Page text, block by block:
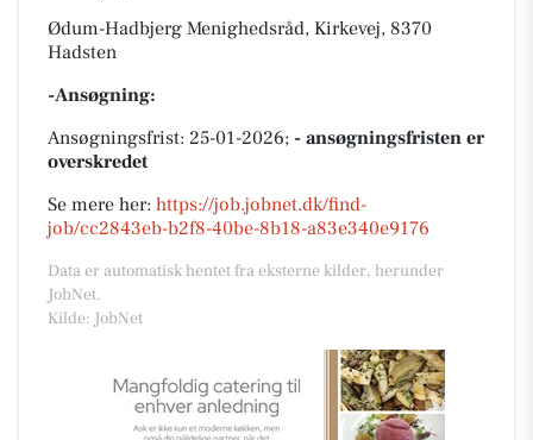
Ødum-Hadbjerg Menighedsråd, Kirkevej, 8370
Hadsten
-Ansøgning:
Ansøgningsfrist: 25-01-2026; - ansøgningsfristen er
overskredet
Se mere her: https://job.jobnet.dk/find-
job/cc2843eb-b2f8-40be-8b18-a83e340e9176
Data er automatisk hentet fra eksterne kilder, herunder
JobNet.
Kilde: JobNet